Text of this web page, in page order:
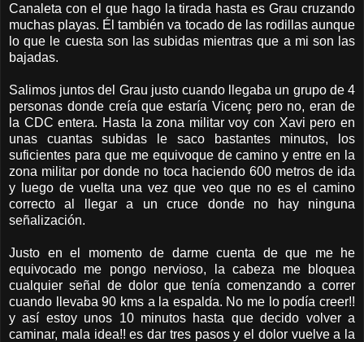
Canaleta con el que hago la tirada hasta es Grau cruzando
muchas playas. Él también va tocado de las rodillas aunque
lo que le cuesta son las subidas mientras que a mi son las
bajadas.
Salimos juntos del Grau justo cuando llegaba un grupo de 4
personas donde creía que estaría Vicenç pero no, eran de
la CDC entera. Hasta la zona militar voy con Xavi pero en
unas cuantas subidas le saco bastantes minutos, los
suficientes para que me equivoque de camino y entre en la
zona militar por donde no toca haciendo 600 metros de ida
y luego de vuelta una vez que veo que no es el camino
correcto al llegar a un cruce donde no hay ninguna
señalización.
Justo en el momento de darme cuenta de que me he
equivocado me pongo nervioso, la cabeza me bloquea
cualquier señal de dolor que tenía comenzando a correr
cuando llevaba 90 kms a la espalda. No me lo podía creer!!
y así estoy unos 10 minutos hasta que decido volver a
caminar, mala idea!! es dar tres pasos y el dolor vuelve a la